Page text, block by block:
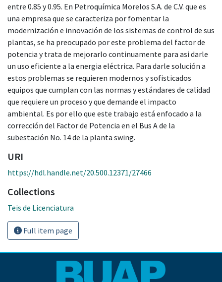
entre 0.85 y 0.95. En Petroquímica Morelos S.A. de C.V. que es
una empresa que se caracteriza por fomentar la
modernización e innovación de los sistemas de control de sus
plantas, se ha preocupado por este problema del factor de
potencia y trata de mejorarlo continuamente para asi darle
un uso eficiente a la energia eléctrica. Para darle solución a
estos problemas se requieren modernos y sofisticados
equipos que cumplan con las normas y estándares de calidad
que requiere un proceso y que demande el impacto
ambiental. Es por ello que este trabajo está enfocado a la
corrección del Factor de Potencia en el Bus A de la
subestación No. 14 de la planta swing.
URI
https://hdl.handle.net/20.500.12371/27466
Collections
Teis de Licenciatura
Full item page